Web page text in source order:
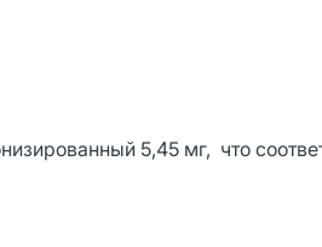
5,45 мг, что